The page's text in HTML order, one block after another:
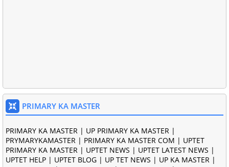
PRIMARY KA MASTER
PRIMARY KA MASTER | UP PRIMARY KA MASTER |
PRYMARYKAMASTER | PRIMARY KA MASTER COM | UPTET
PRIMARY KA MASTER | UPTET NEWS | UPTET LATEST NEWS |
UPTET HELP | UPTET BLOG | UP TET NEWS | UP KA MASTER |